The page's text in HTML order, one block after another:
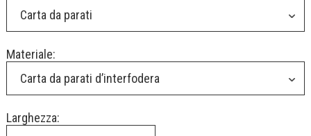
Carta da parati
Materiale:
Carta da parati d’interfodera
Larghezza: